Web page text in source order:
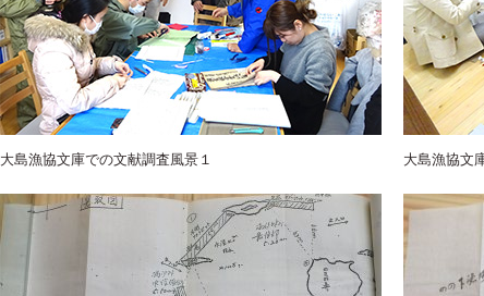
大島漁協文庫での文献調査風景１ 大島漁協文